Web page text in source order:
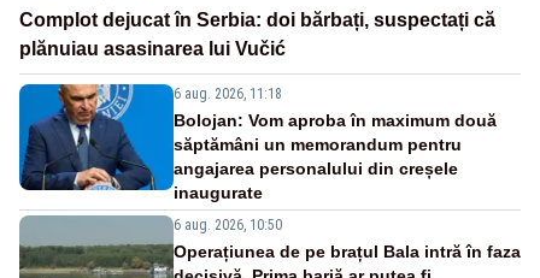
Complot dejucat în Serbia: doi bărbați, suspectați că
plănuiau asasinarea lui Vučić
6 aug. 2026, 11:18
Bolojan: Vom aproba în maximum două
săptămâni un memorandum pentru
angajarea personalului din creșele
inaugurate
6 aug. 2026, 10:50
Operațiunea de pe brațul Bala intră în faza